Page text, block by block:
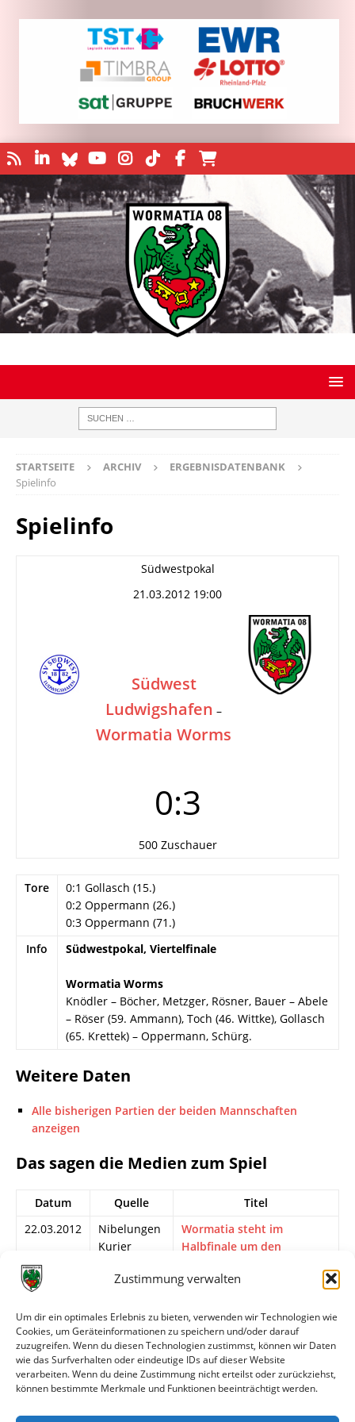
Zustimmung verwalten
Um dir ein optimales Erlebnis zu bieten, verwenden wir Technologien wie
Cookies, um Geräteinformationen zu speichern und/oder darauf
zuzugreifen. Wenn du diesen Technologien zustimmst, können wir Daten
wie das Surfverhalten oder eindeutige IDs auf dieser Website
verarbeiten. Wenn du deine Zustimmung nicht erteilst oder zurückziehst,
können bestimmte Merkmale und Funktionen beeinträchtigt werden.
STARTSEITE ARCHIV
ERGEBNISDATENBANK
Spielinfo
Spielinfo
Südwestpokal
21.03.2012 19:00
Südwest
Ludwigshafen –
Wormatia Worms
0:3
500 Zuschauer
Tore
0:1 Gollasch (15.)
0:2 Oppermann (26.)
0:3 Oppermann (71.)
Info
Südwestpokal, Viertelfinale
Wormatia Worms
Knödler – Böcher, Metzger, Rösner, Bauer – Abele
– Röser (59. Ammann), Toch (46. Wittke), Gollasch
(65. Krettek) – Oppermann, Schürg.
Weitere Daten
Alle bisherigen Partien der beiden Mannschaften
anzeigen
Das sagen die Medien zum Spiel
Datum Quelle
Titel
22.03.2012
Nibelungen
Kurier
Wormatia steht im
Halbfinale um den
21.03.2012
Pokal hat oberste Priorität
21.03.2012
Wormser
Zeitung
Pokal: Wormatia Worms
durch 3:0 bei Südwest
Ludwigshafen im
Halbfinale
21.03.2012
wormatia.de Wormatia zieht